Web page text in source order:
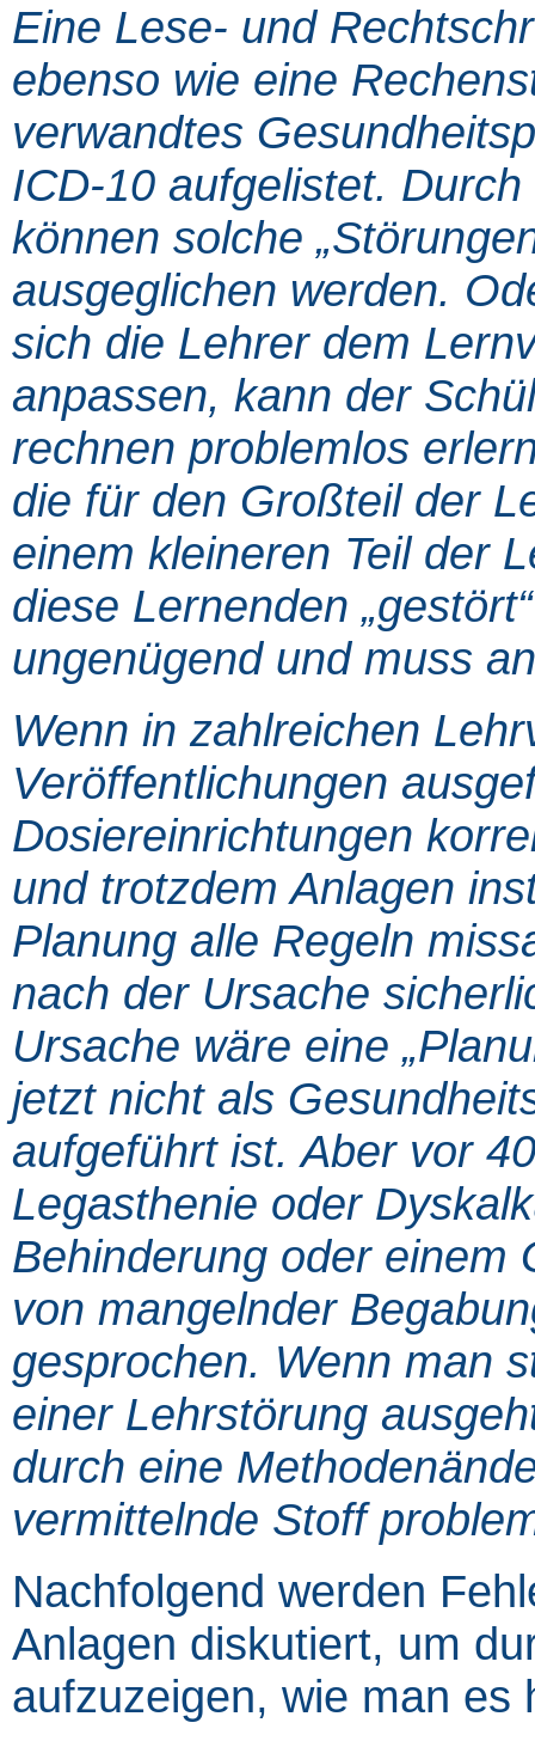
Eine Lese- und
ebenso wie eine
verwandtes
ICD-10 aufgelistet.
können solche
ausgeglichen werden.
sich die Lehrer dem
anpassen, kann der
rechnen problemlos
die für den Großteil der
einem kleineren Teil der
diese Lernenden
ungenügend und muss
Wenn in zahlreichen
Veröffentlichungen
Dosiereinrichtungen
und trotzdem Anlagen
Planung alle Regeln
nach der Ursache
Ursache wäre eine
jetzt nicht als
aufgeführt ist. Aber vor
Legasthenie oder
Behinderung oder einem
von mangelnder
gesprochen. Wenn man
einer Lehrstörung
durch eine
vermittelnde Stoff
Nachfolgend werden
Anlagen diskutiert, um
aufzuzeigen, wie man es